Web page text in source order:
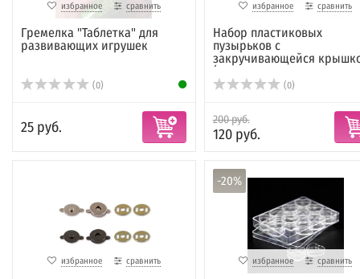
избранное сравнить
Гремелка "Таблетка" для
развивающих игрушек
(0)
25 руб.
избранное сравнить
Набор пластиковых
пузырьков с
закручивающейся
(кр...
(0)
200 руб.
120 руб.
избранное сравнить
-20%
избранное сравнить